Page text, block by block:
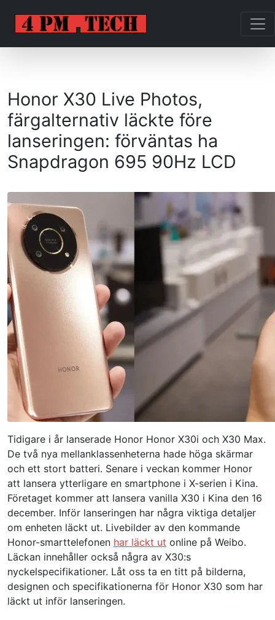
Honor X30 Live Photos,
färgalternativ läckte före
lanseringen: förväntas ha
Snapdragon 695 90Hz LCD
Tidigare i år lanserade Honor Honor X30i och X30 Max.
De två nya mellanklassenheterna hade höga skärmar
och ett stort batteri. Senare i veckan kommer Honor
att lansera ytterligare en smartphone i X-serien i Kina.
Företaget kommer att lansera vanilla X30 i Kina den 16
december. Inför lanseringen har några viktiga detaljer
om enheten läckt ut. Livebilder av den kommande
Honor-smarttelefonen har läckt ut online på Weibo.
Läckan innehåller också några av X30:s
nyckelspecifikationer. Låt oss ta en titt på bilderna,
designen och specifikationerna för Honor X30 som har
läckt ut inför lanseringen.